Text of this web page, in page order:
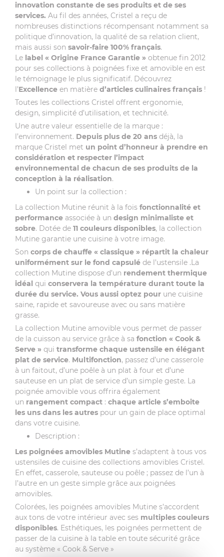
innovation constante de ses produits et de ses
services. Au fil des années, Cristel a reçu de
nombreuses distinctions récompensant notamment sa
politique d’innovation, la qualité de sa relation client,
mais aussi son savoir-faire 100% français.
Le label « Origine France Garantie » obtenue fin 2012
pour ses collections à poignées fixe et amovible en est
le témoignage le plus significatif. Découvrez
l’Excellence en matière d’articles culinaires français !
Toutes les collections Cristel offrent ergonomie,
design, simplicité d’utilisation, et technicité.
Une autre valeur essentielle de la marque :
l’environnement. Depuis plus de 20 ans déjà, la
marque Cristel met un point d’honneur à prendre en
considération et respecter l’impact
environnemental de chacun de ses produits de la
conception à la réalisation.
Un point sur la collection :
La collection Mutine réunit à la fois fonctionnalité et
performance associée à un design minimaliste et
sobre. Dotée de 11 couleurs disponibles, la collection
Mutine garantie une cuisine à votre image.
Son corps de chauffe « classique » répartit la chaleur
uniformément sur le fond capsulé de l’ustensile .La
collection Mutine dispose d’un rendement thermique
idéal qui conservera la température durant toute la
durée du service. Vous aussi optez pour une cuisine
saine, rapide et savoureuse avec ou sans matière
grasse.
La collection Mutine amovible vous permet de passer
de la cuisson au service grâce à sa fonction « Cook &
Serve » qui transforme chaque ustensile en élégant
plat de service. Multifonction, passez d’une casserole
à un faitout, d’une poêle à un plat à four et d’une
sauteuse en un plat de service d’un simple geste. La
poignée amovible vous offrira également
un rangement compact : chaque article s’emboite
les uns dans les autres pour un gain de place optimal
dans votre cuisine.
Description :
Les poignées amovibles Mutine s’adaptent à tous vos
ustensiles de cuisine des collections amovibles Cristel.
En effet, casserole, sauteuse ou poêle ; passez de l’un à
l’autre en un geste simple grâce aux poignées
amovibles.
Colorées, les poignées amovibles Mutine s’accordent
aux tons de votre intérieur avec ses multiples couleurs
disponibles. Esthétiques, les poignées permettent de
passer de la cuisine à la table en toute sécurité grâce
au système « Cook & Serve »